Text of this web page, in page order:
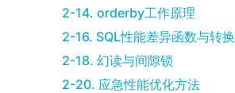
2-14. orderby工作原理
2-16. SQL性能差异函数与转换
2-18. 幻读与间隙锁
2-20. 应急性能优化方法